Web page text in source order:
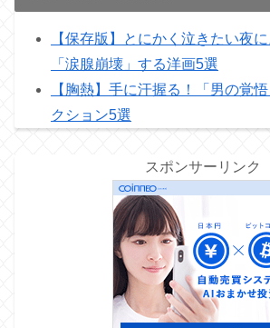
【保存版】とにかく泣きたい夜
「涙腺崩壊」する洋画5選
【胸熱】手に汗握る！「男の覚
クション5選
スポンサーリンク